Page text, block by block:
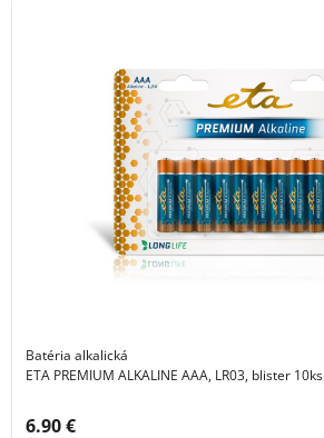
Batéria alkalická
ETA PREMIUM ALKALINE AAA, LR03, blister 10ks
Cena s DPH:
6.90 €